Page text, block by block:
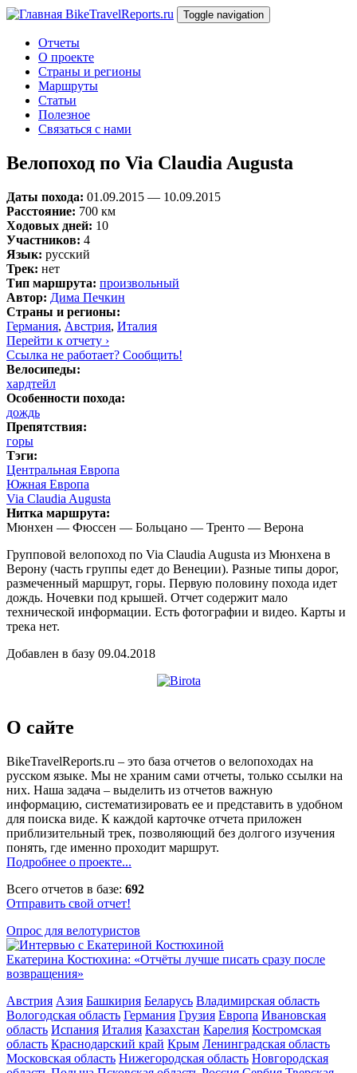
Перейти к основному содержанию
BikeTravelReports.ru Toggle navigation
Отчеты
О проекте
Страны и регионы
Маршруты
Статьи
Полезное
Связаться с нами
Велопоход по Via Claudia Augusta
Даты похода: 01.09.2015 — 10.09.2015
Расстояние: 700 км
Ходовых дней: 10
Участников: 4
Язык: русский
Трек: нет
Тип маршрута: произвольный
Автор: Дима Печкин
Страны и регионы:
Германия, Австрия, Италия
Перейти к отчету ›
Ссылка не работает? Сообщить!
Велосипеды:
хардтейл
Особенности похода:
дождь
Препятствия:
горы
Тэги:
Центральная Европа
Южная Европа
Via Claudia Augusta
Нитка маршрута:
Мюнхен — Фюссен — Больцано — Тренто — Верона
Групповой велопоход по Via Claudia Augusta из Мюнхена в
Верону (часть группы едет до Венеции). Разные типы дорог,
размеченный маршрут, горы. Первую половину похода идет
дождь. Ночевки под крышей. Отчет содержит мало
технической информации. Есть фотографии и видео. Карты и
трека нет.
Добавлен в базу 09.04.2018
О сайте
BikeTravelReports.ru – это база отчетов о велопоходах на
русском языке. Мы не храним сами отчеты, только ссылки на
них. Наша задача – выделить из отчетов важную
информацию, систематизировать ее и представить в удобном
для поиска виде. К каждой карточке отчета приложен
приблизительный трек, позволяющий без долгого изучения
понять, где именно проходит маршрут.
Подробнее о проекте...
Всего отчетов в базе: 692
Отправить свой отчет!
Опрос для велотуристов
Екатерина Костюхина: «Отчёты лучше писать сразу после
возвращения»
Австрия Азия Башкирия Беларусь Владимирская область
Вологодская область Германия Грузия Европа Ивановская
область Испания Италия Казахстан Карелия Костромская
область Краснодарский край Крым Ленинградская область
Московская область Нижегородская область Новгородская